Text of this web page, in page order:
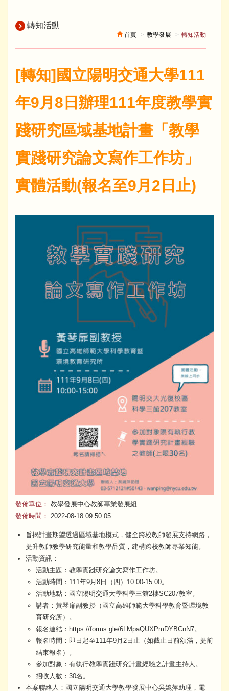
轉知活動
首頁 教學發展 轉知活動
[轉知]國立陽明交通大學111
年9月8日辦理111年度教學實
踐研究區域基地計畫「教學
實踐研究論文寫作工作坊」
實體活動(報名至9月2日止)
發佈單位： 教學發展中心教師專業發展組
發佈時間：
2022-08-18 09:50:05
​旨揭計畫期望透過區域基地模式，健全跨校教師發展支持網路，
提升教師教學研究能量和教學品質，建構跨校教師專業知能。
活動資訊：
活動主題：教學實踐研究論文寫作工作坊。
​活動時間：111年9月8日（四）10:00-15:00。
活動地點：國立陽明交通大學科學三館2樓SC207教室。
講者：黃琴扉副教授（國立高雄師範大學科學教育暨環境教
育研究所）。
​報名連結：https://forms.gle/6LMpaQUXPmDYBCnN7。
報名時間：即日起至111年9月2日止（如截止日前額滿，提前
結束報名）。
參加對象：有執行教學實踐研究計畫經驗之計畫主持人。
招收人數：30名。
本案聯絡人：國立陽明交通大學教學發展中心吳婉萍助理，電